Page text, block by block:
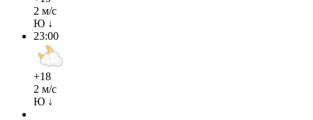
2 м/с
Ю ↓
23:00
+18
2 м/с
Ю ↓